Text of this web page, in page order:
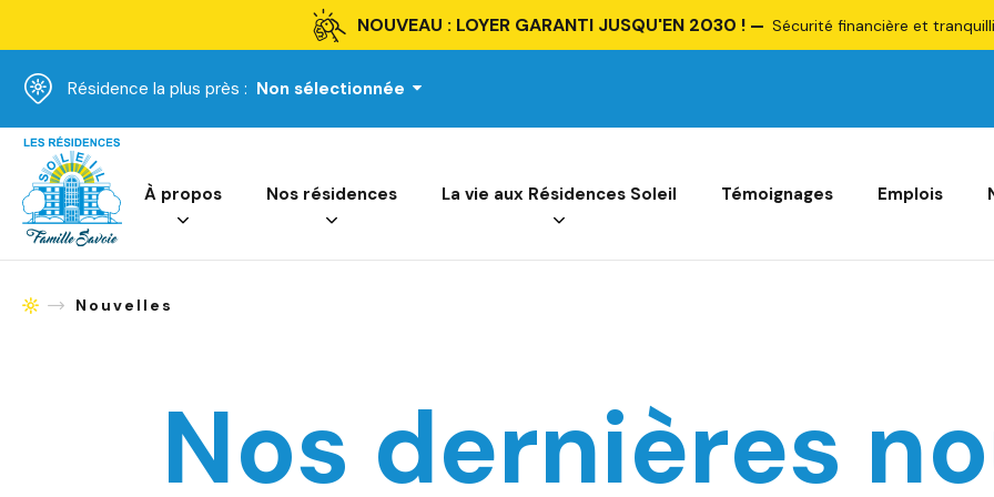
NOUVEAU : LOYER GARANTI JUSQU'EN 2030 ! Sécurité financière et
Résidence la plus près : Non sélectionnée
Accueil
À propos Nos résidences La vie aux Résidences Soleil Témoignages Emplois
AccueilNouvelles
Nos dernières